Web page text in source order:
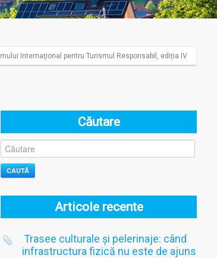
Internațional pentru Turismul Responsabil, ediția IV
Căutare
CAUTĂ
Articole recente
Trasee culturale și pelerinaje: când
infrastructura fizică nu este de ajuns